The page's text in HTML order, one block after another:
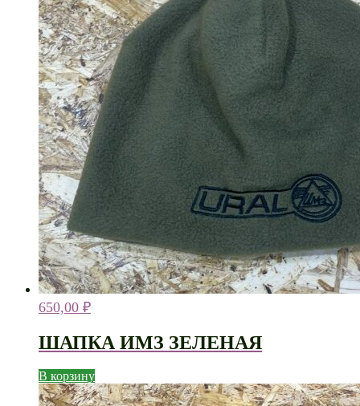
650,00 ₽
ШАПКА ИМЗ ЗЕЛЕНАЯ
В корзину